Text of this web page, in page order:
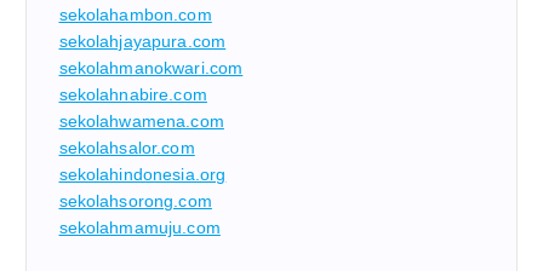
sekolahambon.com
sekolahjayapura.com
sekolahmanokwari.com
sekolahnabire.com
sekolahwamena.com
sekolahsalor.com
sekolahindonesia.org
sekolahsorong.com
sekolahmamuju.com